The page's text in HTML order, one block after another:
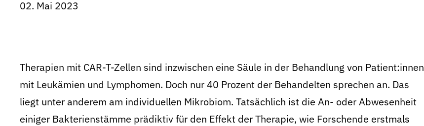
02. Mai 2023
Therapien mit CAR-T-Zellen sind inzwischen eine Säule in der Behandlung von Patient:innen
mit Leukämien und Lymphomen. Doch nur 40 Prozent der Behandelten sprechen an. Das
liegt unter anderem am individuellen Mikrobiom. Tatsächlich ist die An- oder Abwesenheit
einiger Bakterienstämme prädiktiv für den Effekt der Therapie, wie Forschende erstmals